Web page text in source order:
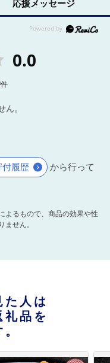
応援メッセージ
0.0
件
ん。
付履歴
から行って
よるもので、商品の効果や性
ません。
た人は
礼品を